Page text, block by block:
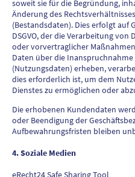
soweit sie für die Begründung,
Änderung des
(Bestandsdaten). Dies erfolgt auf
DSGVO, der die Verarbeitung
oder vorvertraglicher
Daten über die
(Nutzungsdaten) erheben,
dies erforderlich ist, um dem
Dienstes zu ermöglichen oder
Die erhobenen Kundendaten
oder Beendigung der
Aufbewahrungsfristen bleiben
4. Soziale Medien
eRecht24 Safe Sharing Tool